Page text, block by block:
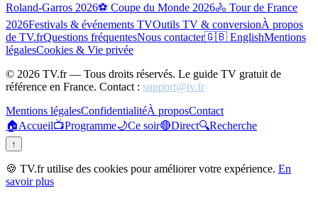
Roland-Garros 2026⚽ Coupe du Monde 2026🚴 Tour de France
2026Festivals & événements TVOutils TV & conversionÀ propos
de TV.frQuestions fréquentesNous contacter🇬🇧 EnglishMentions
légalesCookies & Vie privée
© 2026 TV.fr — Tous droits réservés. Le guide TV gratuit de
référence en France. Contact : support@tv.fr
Mentions légalesConfidentialitéÀ proposContact
🏠Accueil📺Programme🌙Ce soir🔴Direct🔍Recherche
↑
🍪 TV.fr utilise des cookies pour améliorer votre expérience. En
savoir plus